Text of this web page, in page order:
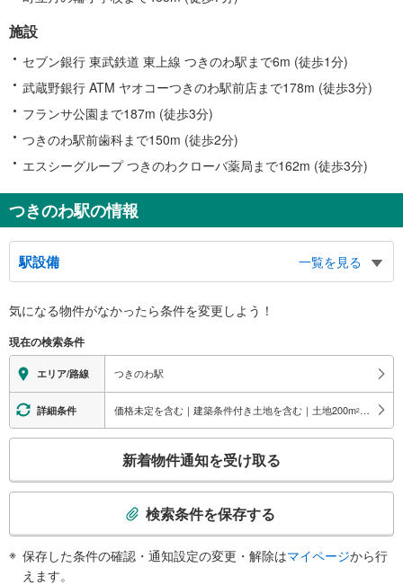
施設
セブン銀行 東武鉄道 東上線 つきのわ駅まで6m (徒歩1分)
武蔵野銀行 ATM ヤオコーつきのわ駅前店まで178m (徒歩3分)
フランサ公園まで187m (徒歩3分)
つきのわ駅前歯科まで150m (徒歩2分)
エスシーグループ つきのわクローバ薬局まで162m (徒歩3分)
つきのわ駅の情報
駅設備
一覧を見る
※段差なしでの移動経路
地上⇔改札⇔ホーム：○
エレベータ
・各ホーム⇔改札
・改札⇔北口
・改札⇔南口
トイレ
・改札内
その他
・点字案内（券売機・手すり等）
・ＡＥＤ
気になる物件がなかったら条件を変更しよう！
現在の検索条件
エリア/路線 つきのわ駅
詳細条件 価格未定を含む｜建築条件付き土地を含む｜土地200m2 以上
検
新着物件通知を受け取る
検索条件を保存する
保存した条件の確認・通知設定の変更・解除はマイページから行
えます。